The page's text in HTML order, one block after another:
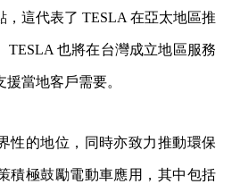
，這代表了 TESLA 在亞太地區推
TESLA 也將在台灣成立地區服務
當地客戶需要。
性的地位，同時亦致力推動環保
積極鼓勵電動車應用，其中包括